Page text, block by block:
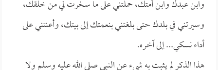
وابن عبدك وابن أمتك، حملتني على ما سخرت لي من خلقك،
وسيرتني في بلدك حتى بلغتني بنعمتك إلى بيتك، وأعنتني على
أداء نسكي... إلى آخره.
هذا الذكر لم يثبت به شيء عن النبي صلى الله عليه وسلم ولا